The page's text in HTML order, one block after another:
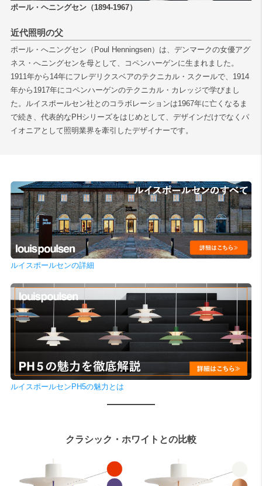
ポール・ヘニングセン（1894-1967）
近代照明の父
ポール・へニングセン（Poul Henningsen）は、デンマークの女優アグ
ネス・へニングセンを母として、コペンハーゲンに生まれました。
1911年から14年にフレデリクスベアのテクニカル・スクールで、1914
年から1917年にコペンハーゲンのテクニカル・カレッジで学びまし
た。ルイスポールセン社とのコラボレーションは1967年に亡くなるま
で続き、代表的なPHシリーズをはじめとして、デザインだけでなくパ
イオニアとして照明業界を牽引したデザイナーです。
ルイスポールセンの詳細
ルイスポールセンPH5の魅力とは
クラシック・ホワイトとの比較